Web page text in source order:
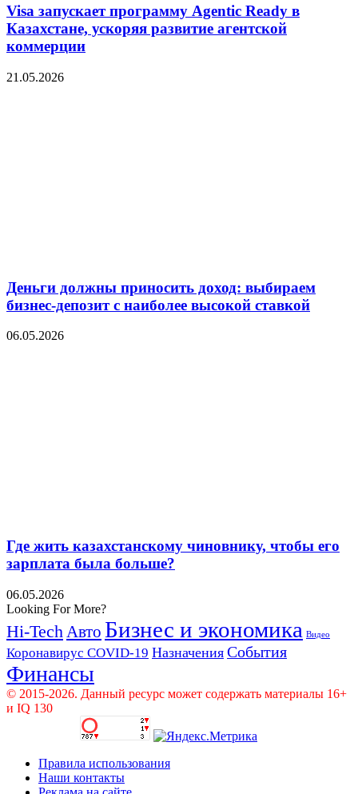
Visa запускает программу Agentic Ready в
Казахстане, ускоряя развитие агентской
коммерции
21.05.2026
Деньги должны приносить доход: выбираем
бизнес-депозит с наиболее высокой ставкой
06.05.2026
Где жить казахстанскому чиновнику, чтобы его
зарплата была больше?
06.05.2026
Looking For More?
Hi-Tech Авто Бизнес и экономика Видео
Коронавирус COVID-19 Назначения События
Финансы
© 2015-2026. Данный ресурс может содержать материалы 16+
и IQ 130
Правила использования
Наши контакты